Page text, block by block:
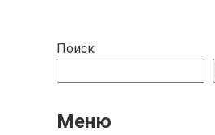
Поиск
Меню